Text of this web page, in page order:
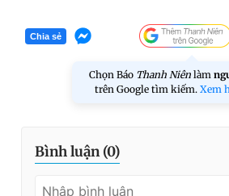
Chia sẻ
Chọn Báo Thanh Niên làm
trên Google tìm kiếm. Xem
Bình luận (0)